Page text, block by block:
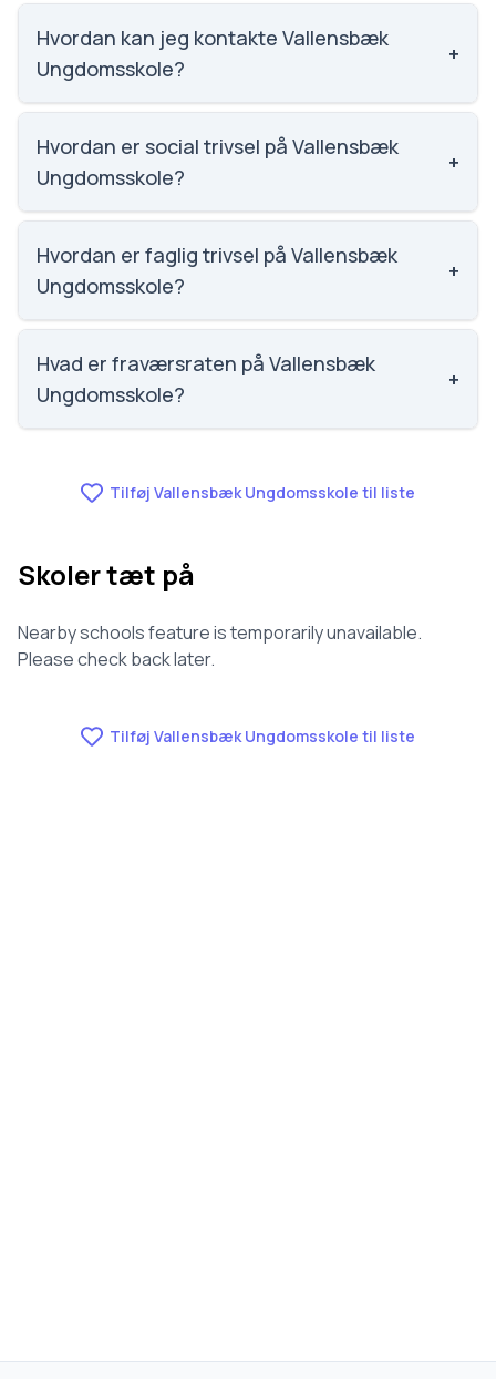
Vi har ikke data om karaktergennemsnittet for
Vallensbæk Ungdomsskole.
Hvordan kan jeg kontakte Vallensbæk
Ungdomsskole?
+
Email: usk@vallensbaek.dk. Telefon: 4354 0055.
Adresse: Lundbækvej 5. Skoleleder: Lars Elmkjær.
Hvordan er social trivsel på Vallensbæk
Ungdomsskole?
+
Vi har ikke data om social trivsel for Vallensbæk
Ungdomsskole.
Hvordan er faglig trivsel på Vallensbæk
Ungdomsskole?
+
Vi har ikke data om faglig trivsel for Vallensbæk
Ungdomsskole.
Hvad er fraværsraten på Vallensbæk
Ungdomsskole?
+
Tilføj Vallensbæk Ungdomsskole til liste
Skoler tæt på
Nearby schools feature is temporarily unavailable.
Please check back later.
Tilføj Vallensbæk Ungdomsskole til liste